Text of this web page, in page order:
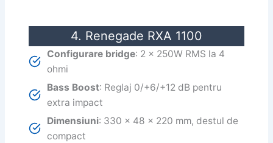
4. Renegade RXA 1100
Configurare bridge: 2 x 250W RMS la 4
ohmi
Bass Boost: Reglaj 0/+6/+12 dB pentru
extra impact
Dimensiuni: 330 x 48 x 220 mm, destul de
compact